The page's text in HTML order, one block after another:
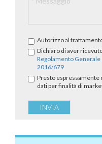
Autorizzo al
Dichiaro di aver
Regolamento Generale
2016/679
Presto espressamente
dati per finalità di